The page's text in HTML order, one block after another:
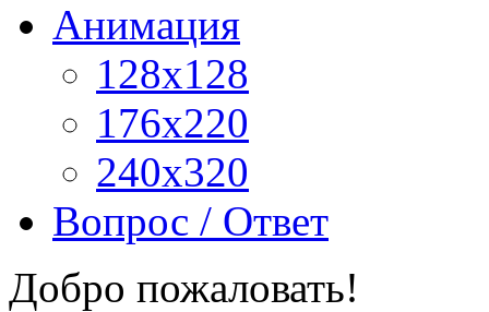
Анимация
128x128
176x220
240x320
Вопрос / Ответ
Добро пожаловать!